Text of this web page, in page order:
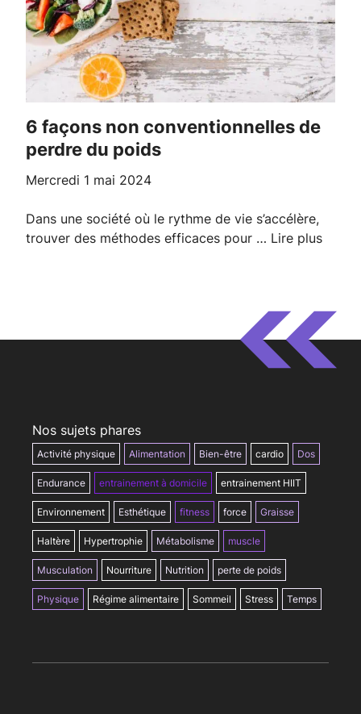
6 façons non conventionnelles de
perdre du poids
mercredi 1 mai 2024
Dans une société où le rythme de vie s’accélère,
trouver des méthodes efficaces pour … Lire plus
Nos sujets phares
Activité physique Alimentation Bien-être cardio Dos
Endurance entrainement à domicile entrainement HIIT
Environnement Esthétique fitness force Graisse
Haltère Hypertrophie Métabolisme muscle
Musculation Nourriture Nutrition perte de poids
Physique Régime alimentaire Sommeil Stress Temps